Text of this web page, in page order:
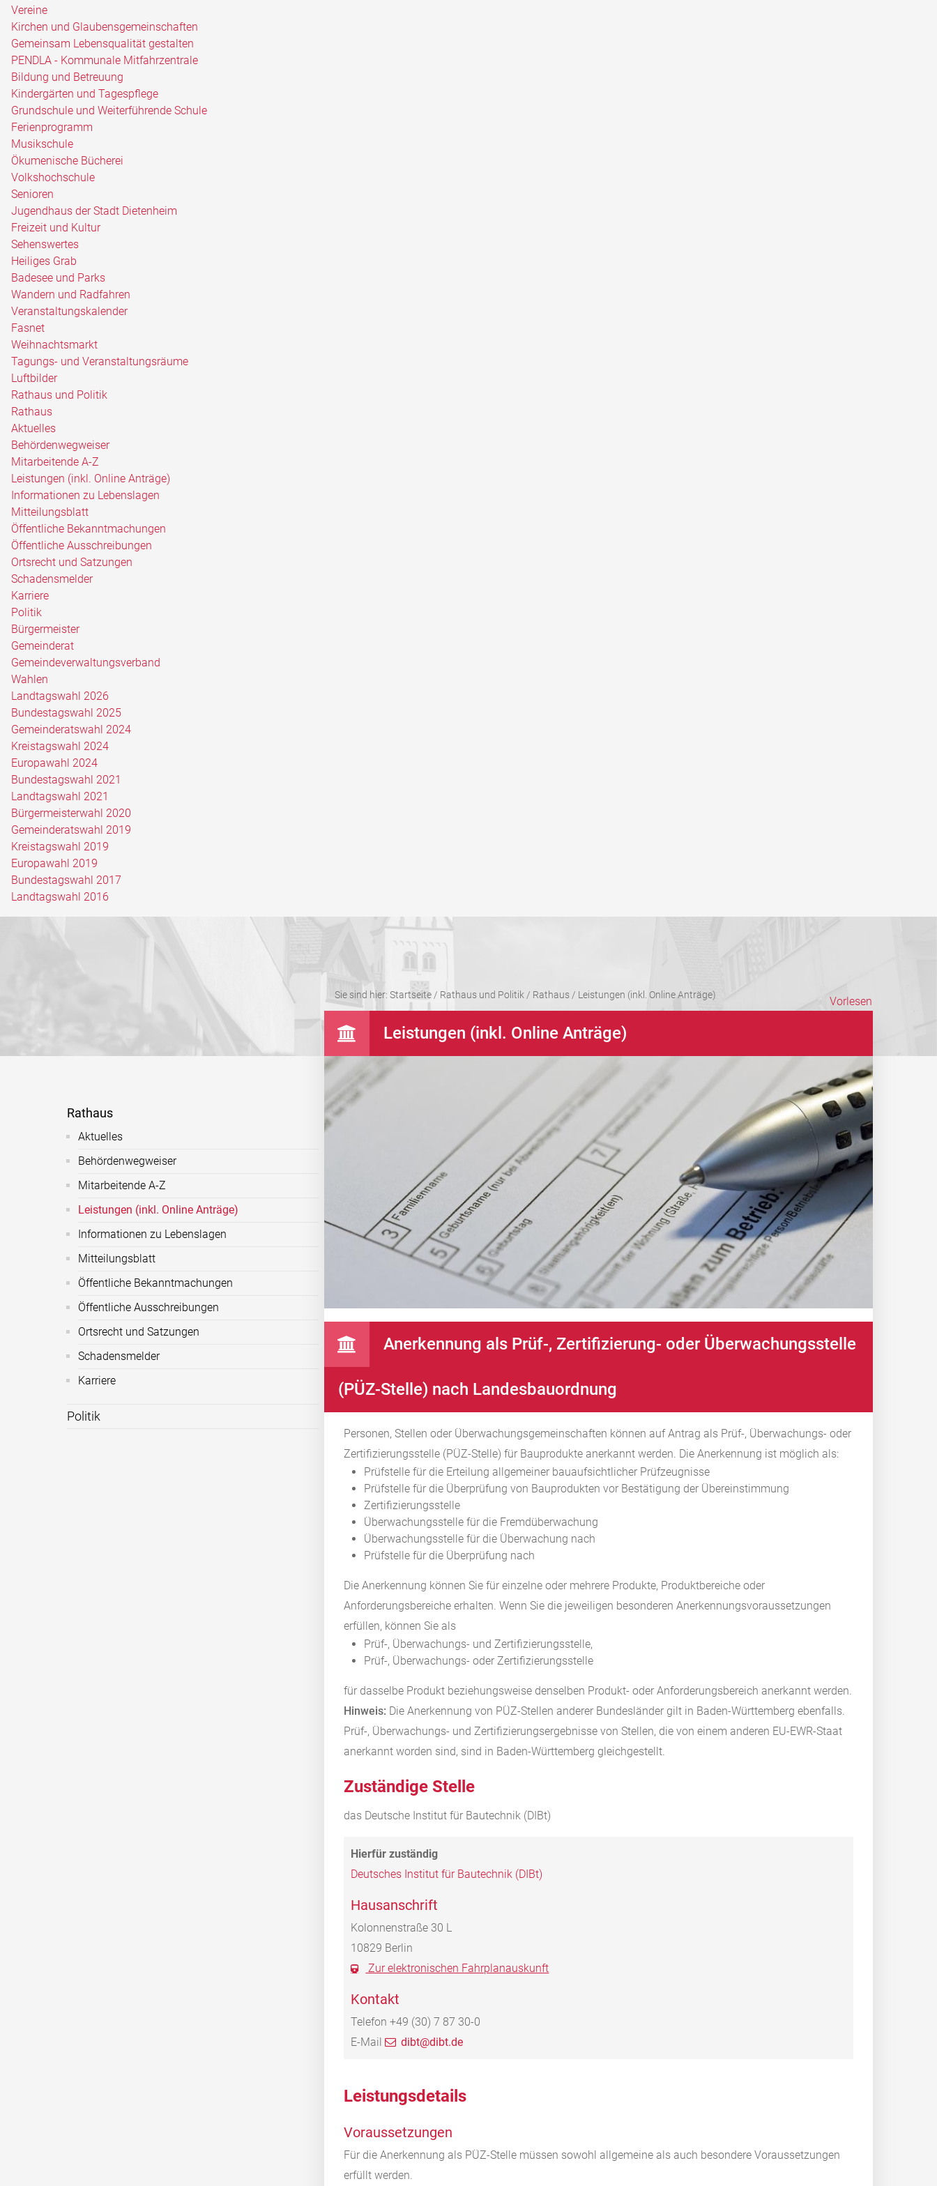
Vereine
Kirchen und Glaubensgemeinschaften
Gemeinsam Lebensqualität gestalten
PENDLA - Kommunale Mitfahrzentrale
Bildung und Betreuung
Kindergärten und Tagespflege
Grundschule und Weiterführende Schule
Ferienprogramm
Musikschule
Ökumenische Bücherei
Volkshochschule
Senioren
Jugendhaus der Stadt Dietenheim
Freizeit und Kultur
Sehenswertes
Heiliges Grab
Badesee und Parks
Wandern und Radfahren
Veranstaltungskalender
Fasnet
Weihnachtsmarkt
Tagungs- und Veranstaltungsräume
Luftbilder
Rathaus und Politik
Rathaus
Aktuelles
Behördenwegweiser
Mitarbeitende A-Z
Leistungen (inkl. Online Anträge)
Informationen zu Lebenslagen
Mitteilungsblatt
Öffentliche Bekanntmachungen
Öffentliche Ausschreibungen
Ortsrecht und Satzungen
Schadensmelder
Karriere
Politik
Bürgermeister
Gemeinderat
Gemeindeverwaltungsverband
Wahlen
Landtagswahl 2026
Bundestagswahl 2025
Gemeinderatswahl 2024
Kreistagswahl 2024
Europawahl 2024
Bundestagswahl 2021
Landtagswahl 2021
Bürgermeisterwahl 2020
Gemeinderatswahl 2019
Kreistagswahl 2019
Europawahl 2019
Bundestagswahl 2017
Landtagswahl 2016
Sie sind hier: Startseite/ Rathaus und Politik / Rathaus/ Leistungen (inkl. Online Anträge) Vorlesen
Rathaus
Aktuelles
Behördenwegweiser
Mitarbeitende A-Z
Leistungen (inkl. Online Anträge)
Informationen zu Lebenslagen
Mitteilungsblatt
Öffentliche Bekanntmachungen
Öffentliche Ausschreibungen
Ortsrecht und Satzungen
Schadensmelder
Karriere
Politik
Leistungen (inkl. Online Anträge)
Anerkennung als Prüf-, Zertifizierung- oder Überwachungsstelle
(PÜZ-Stelle) nach Landesbauordnung
Personen, Stellen oder Überwachungsgemeinschaften können auf Antrag als Prüf-, Überwachungs- oder
Zertifizierungsstelle (PÜZ-Stelle) für Bauprodukte anerkannt werden. Die Anerkennung ist möglich als:
Prüfstelle für die Erteilung allgemeiner bauaufsichtlicher Prüfzeugnisse
Prüfstelle für die Überprüfung von Bauprodukten vor Bestätigung der Übereinstimmung
Zertifizierungsstelle
Überwachungsstelle für die Fremdüberwachung
Überwachungsstelle für die Überwachung nach
Prüfstelle für die Überprüfung nach
Die Anerkennung können Sie für einzelne oder mehrere Produkte, Produktbereiche oder
Anforderungsbereiche erhalten. Wenn Sie die jeweiligen besonderen Anerkennungsvoraussetzungen
erfüllen, können Sie als
Prüf-, Überwachungs- und Zertifizierungsstelle,
Prüf-, Überwachungs- oder Zertifizierungsstelle
für dasselbe Produkt beziehungsweise denselben Produkt- oder Anforderungsbereich anerkannt werden.
Hinweis: Die Anerkennung von PÜZ-Stellen anderer Bundesländer gilt in Baden-Württemberg ebenfalls.
Prüf-, Überwachungs- und Zertifizierungsergebnisse von Stellen, die von einem anderen EU-EWR-Staat
anerkannt worden sind, sind in Baden-Württemberg gleichgestellt.
Zuständige Stelle
das Deutsche Institut für Bautechnik (DIBt)
Deutsches Institut für Bautechnik (DIBt)
Hausanschrift
Kolonnenstraße 30 L
10829 Berlin
Zur elektronischen Fahrplanauskunft
Kontakt
Telefon +49 (30) 7 87 30-0
E-Mail
dibt@dibt.de
Leistungsdetails
Voraussetzungen
Für die Anerkennung als PÜZ-Stelle müssen sowohl allgemeine als auch besondere Voraussetzungen
erfüllt werden.